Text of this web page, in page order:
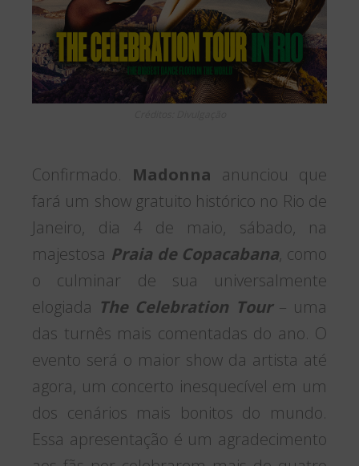
Confirmado. Madonna anunciou que
fará um show gratuito histórico no Rio de
Janeiro, dia 4 de maio, sábado, na
majestosa Praia de Copacabana, como
o culminar de sua universalmente
elogiada The Celebration Tour– uma
das turnês mais comentadas do ano. O
evento será o maior show da artista até
agora, um concerto inesquecível em um
dos cenários mais bonitos do mundo.
Essa apresentação é um agradecimento